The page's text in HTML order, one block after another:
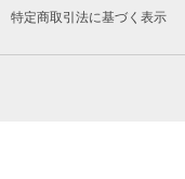
特定商取引法に基づく表示